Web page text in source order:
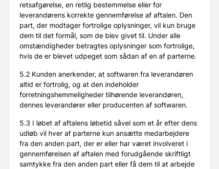
retsafgørelse, en retlig bestemmelse eller for
leverandørens korrekte gennemførelse af aftalen. Den
part, der modtager fortrolige oplysninger, vil kun bruge
dem til det formål, som de blev givet til. Under alle
omstændigheder betragtes oplysninger som fortrolige,
hvis de er blevet udpeget som sådan af en af parterne.
5.2 Kunden anerkender, at softwaren fra leverandøren
altid er fortrolig, og at den indeholder
forretningshemmeligheder tilhørende leverandøren,
dennes leverandører eller producenten af softwaren.
5.3 I løbet af aftalens løbetid såvel som et år efter dens
udløb vil hver af parterne kun ansætte medarbejdere
fra den anden part, der er eller har været involveret i
gennemførelsen af aftalen med forudgående skriftligt
samtykke fra den anden part eller få dem til at arbejde